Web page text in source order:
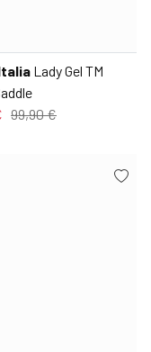
Lady Gel TM
99,90 €